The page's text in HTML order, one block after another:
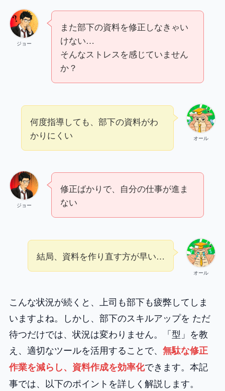
ジョー
また部下の資料を修正しなきゃい
けない…
そんなストレスを感じていません
か？
オール
何度指導しても、部下の資料がわ
かりにくい
ジョー
修正ばかりで、自分の仕事が進ま
ない
オール
結局、資料を作り直す方が早い…
こんな状況が続くと、上司も部下も疲弊してしま
いますよね。しかし、部下のスキルアップを ただ
待つだけでは、状況は変わりません。「型」を教
え、適切なツールを活用することで、 無駄な修正
作業を減らし、資料作成を効率化できます。本記
事では、以下のポイントを詳しく解説します。